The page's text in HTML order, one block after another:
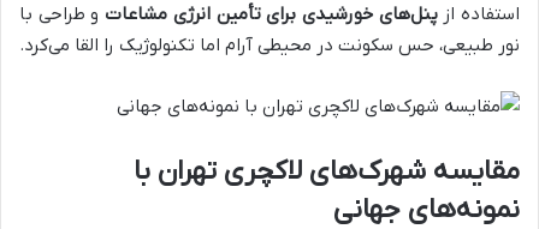
استفاده ازپنل‌های خورشیدی برای تأمین انرژی مشاعات و طراحی با
نور طبیعی، حس سکونت در محیطی آرام اما تکنولوژیک را القا می‌کرد.
مقایسه شهرک‌های لاکچری تهران با
نمونه‌های جهانی